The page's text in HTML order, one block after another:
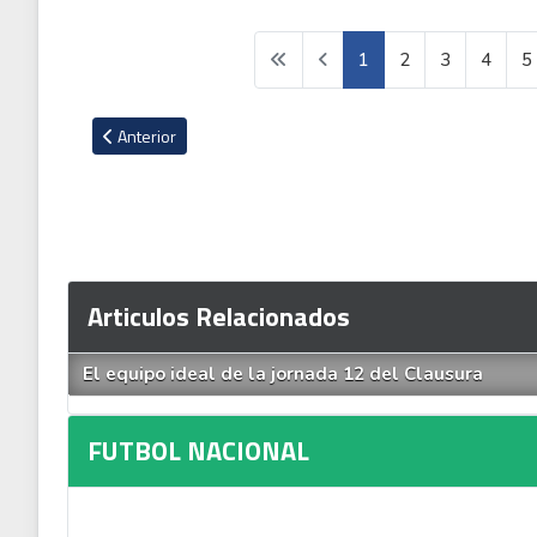
1 2 3 4 5
Artículo anterior: La reacción de Hacienda ante denuncia
Anterior
Articulos Relacionados
El equipo ideal de la jornada 12 del Clausura
FUTBOL NACIONAL